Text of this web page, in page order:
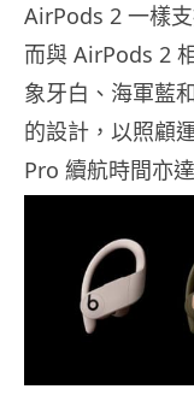
AirPods 2 一樣
而與 AirPods 2
象牙白、海軍藍
的設計，以照顧
Pro 續航時間亦